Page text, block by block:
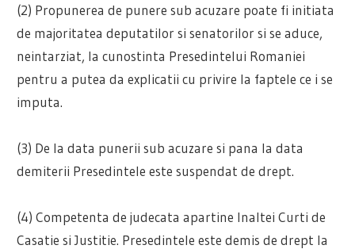
(2) Propunerea de punere sub acuzare poate fi initiata
de majoritatea deputatilor si senatorilor si se aduce,
neintarziat, la cunostinta Presedintelui Romaniei
pentru a putea da explicatii cu privire la faptele ce i se
imputa.
(3) De la data punerii sub acuzare si pana la data
demiterii Presedintele este suspendat de drept.
(4) Competenta de judecata apartine Inaltei Curti de
Casatie si Justitie. Presedintele este demis de drept la